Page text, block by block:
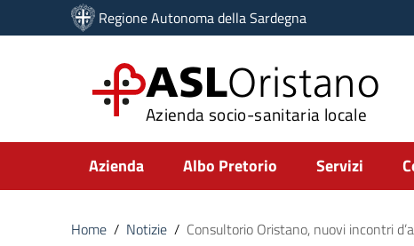
Vai ai contenuti
Vai al menu di navigazione
Regione Autonoma della Sardegna
ASLOristano
Azienda socio-sanitaria locale
Submenu
Azienda Albo Pretorio Servizi
Home / Notizie / Consultorio Oristano, nuovi incontri